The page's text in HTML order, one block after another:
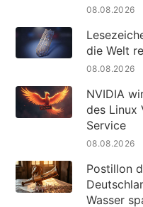
08.08.2026
die Welt
08.08.2026
NVIDIA
des Linux
Service
08.08.2026
Postillon
Wasser